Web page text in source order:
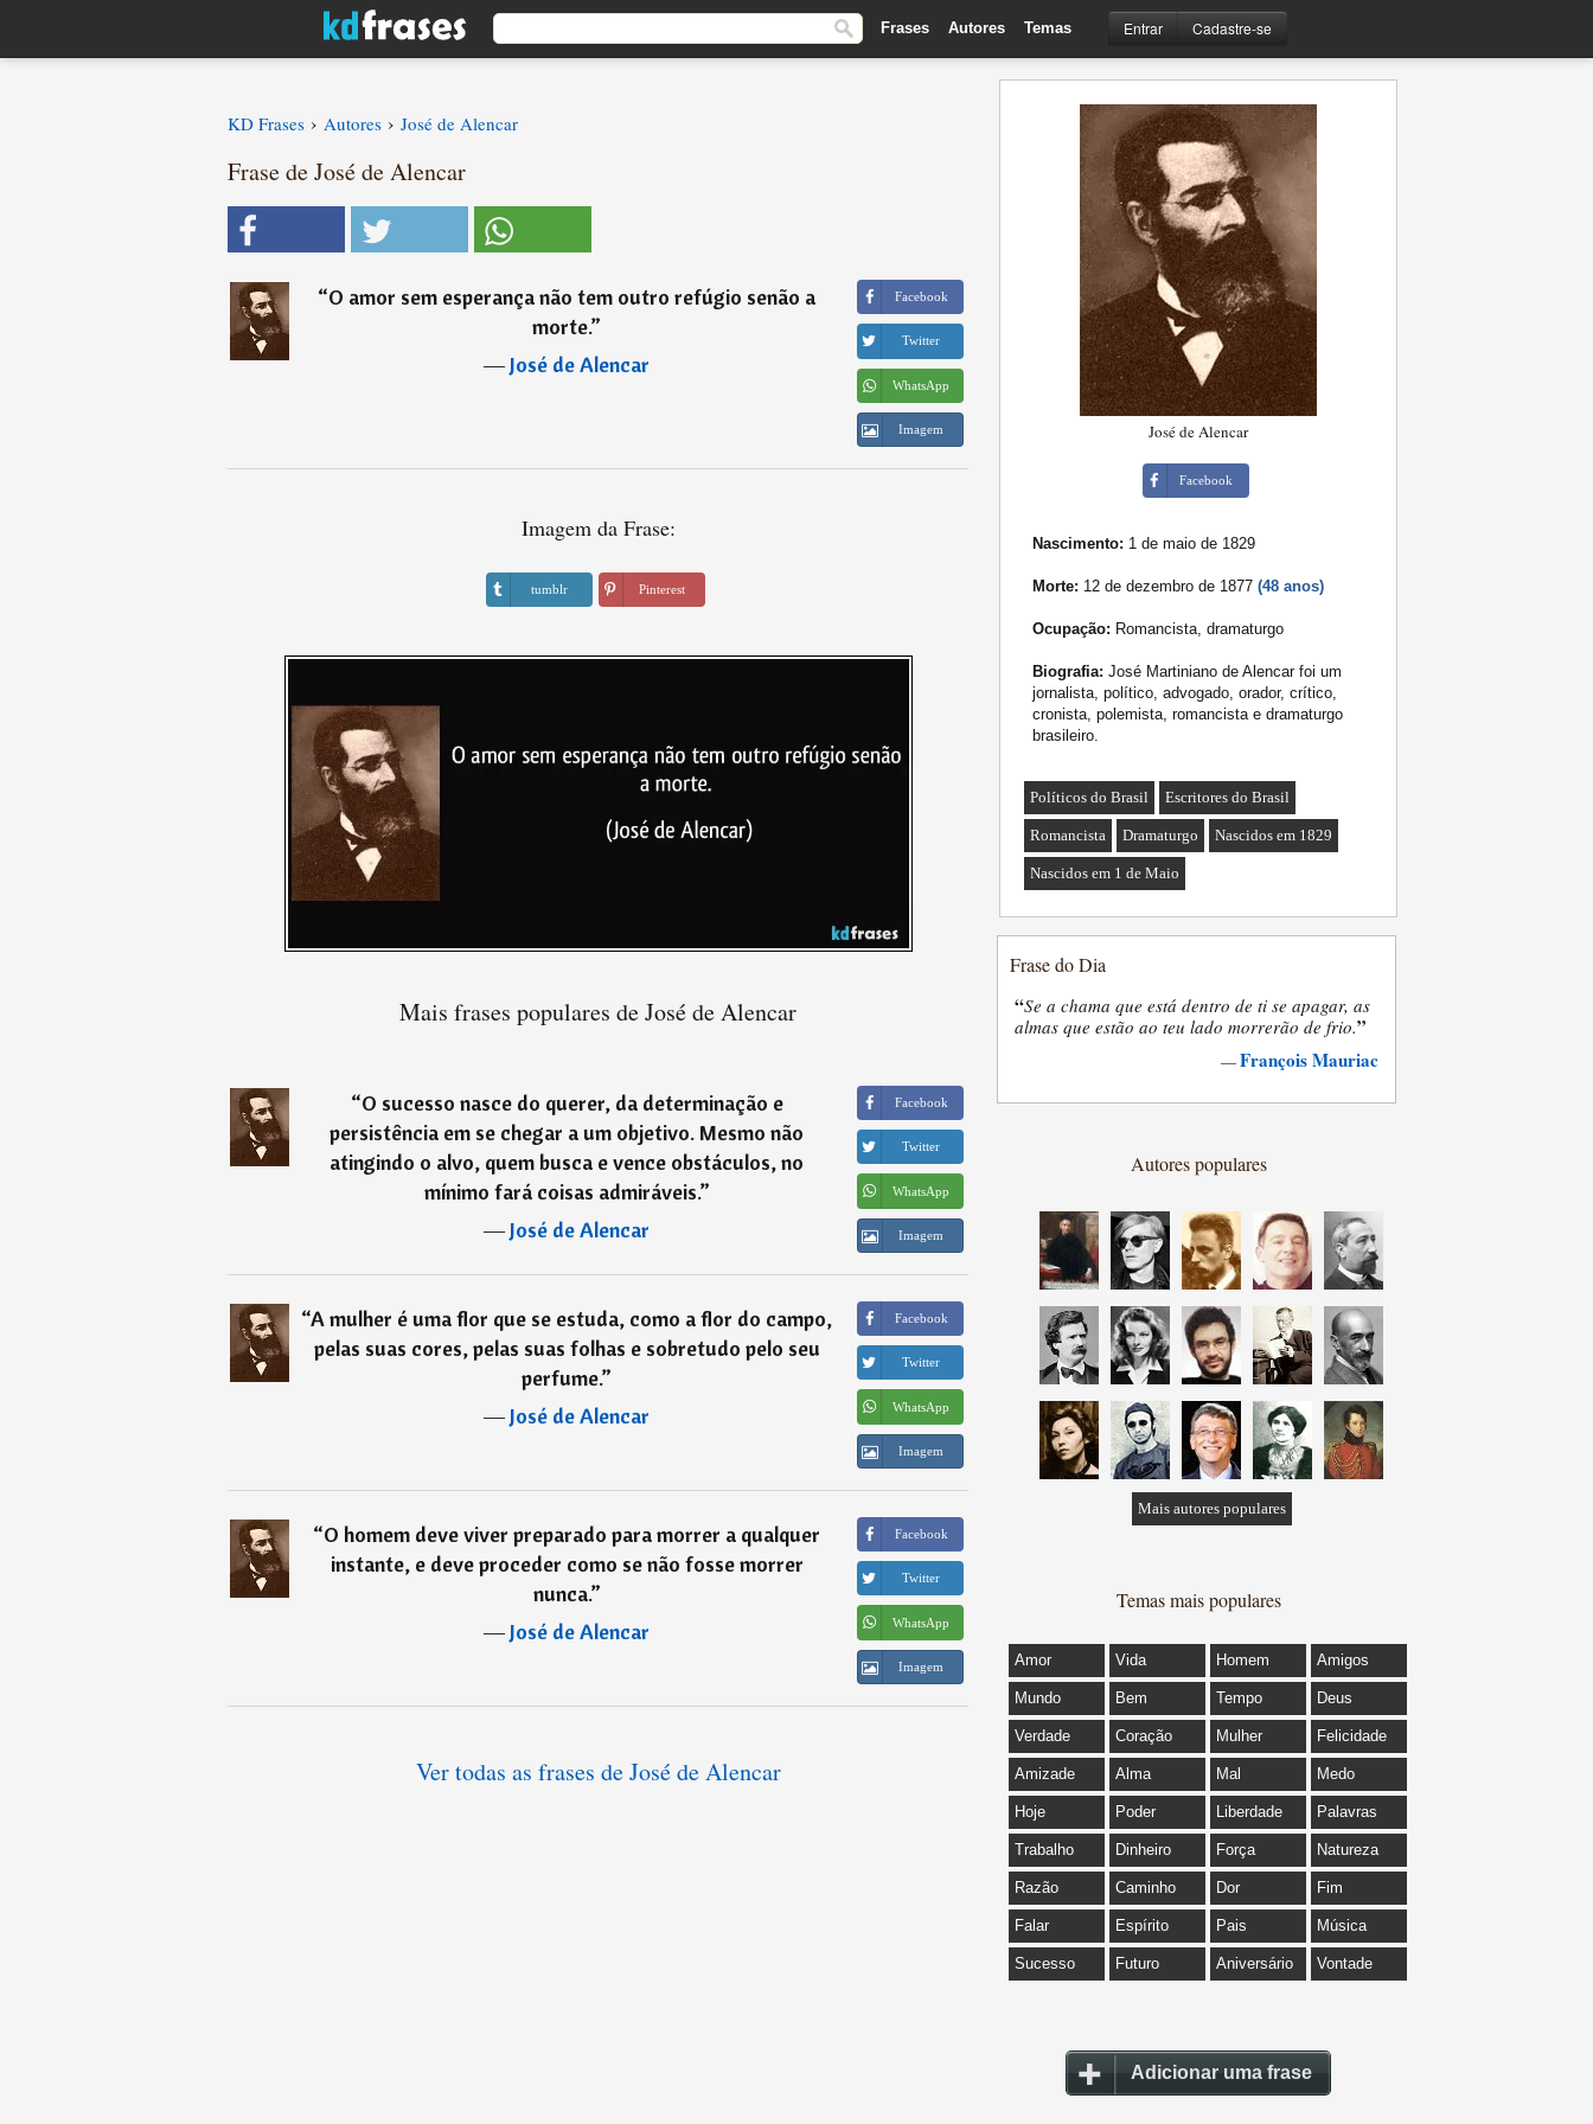
Frases Autores Temas Entrar Cadastre-se
KD Frases › Autores › José de Alencar
Frase de José de Alencar
“O amor sem esperança não tem outro refúgio senão a
morte.”
―José de Alencar
Facebook
Twitter
WhatsApp
Imagem
Imagem da Frase:
tumblr Pinterest
Mais frases populares de José de Alencar
“O sucesso nasce do querer, da determinação e
persistência em se chegar a um objetivo. Mesmo não
atingindo o alvo, quem busca e vence obstáculos, no
mínimo fará coisas admiráveis.”
―José de Alencar
Facebook
Twitter
WhatsApp
Imagem
“A mulher é uma flor que se estuda, como a flor do campo,
pelas suas cores, pelas suas folhas e sobretudo pelo seu
perfume.”
―José de Alencar
Facebook
Twitter
WhatsApp
Imagem
“O homem deve viver preparado para morrer a qualquer
instante, e deve proceder como se não fosse morrer
nunca.”
―José de Alencar
Facebook
Twitter
WhatsApp
Imagem
Ver todas as frases de José de Alencar
José de Alencar
Facebook
Nascimento: 1 de maio de 1829
Morte: 12 de dezembro de 1877 (48 anos)
Ocupação: Romancista, dramaturgo
Biografia: José Martiniano de Alencar foi um
jornalista, político, advogado, orador, crítico,
cronista, polemista, romancista e dramaturgo
brasileiro.
Políticos do Brasil Escritores do Brasil
Romancista Dramaturgo Nascidos em 1829
Nascidos em 1 de Maio
Frase do Dia
“Se a chama que está dentro de ti se apagar, as
almas que estão ao teu lado morrerão de frio.”
—François Mauriac
Autores populares
Mais autores populares
Temas mais populares
Amor Vida Homem Amigos
Mundo Bem Tempo Deus
Verdade Coração Mulher Felicidade
Amizade Alma Mal Medo
Hoje Poder Liberdade Palavras
Trabalho Dinheiro Força Natureza
Razão Caminho Dor Fim
Falar Espírito Pais Música
Sucesso Futuro Aniversário Vontade
Adicionar uma frase